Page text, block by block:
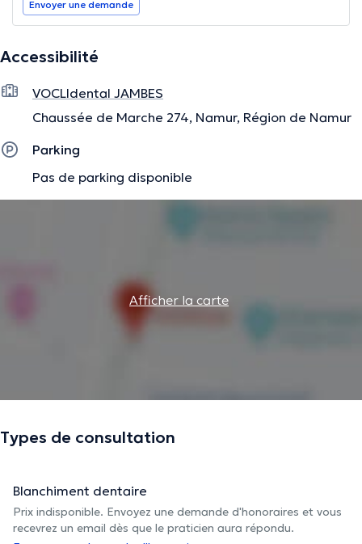
Envoyer une demande
Accessibilité
VOCLIdental JAMBES
Chaussée de Marche 274, Namur, Région de Namur
Parking
Pas de parking disponible
Afficher la carte
Types de consultation
Blanchiment dentaire
Prix indisponible. Envoyez une demande d'honoraires et vous
recevrez un email dès que le praticien aura répondu.